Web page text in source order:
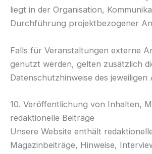
liegt in der Organisation,
Durchführung projektbezogener
Falls für Veranstaltungen externe
genutzt werden, gelten zusätzlich
Datenschutzhinweise des jeweiligen
10. Veröffentlichung von Inhalten,
redaktionelle Beiträge
Unsere Website enthält
Magazinbeiträge, Hinweise,